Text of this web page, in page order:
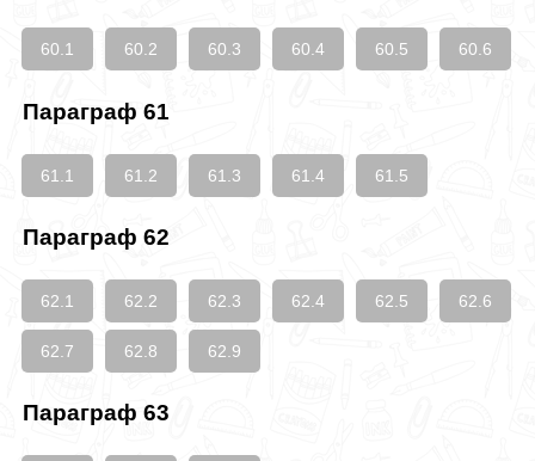
60.1 60.2 60.3 60.4 60.5 60.6
Параграф 61
61.1 61.2 61.3 61.4 61.5
Параграф 62
62.1 62.2 62.3 62.4 62.5 62.6
62.7 62.8 62.9
Параграф 63